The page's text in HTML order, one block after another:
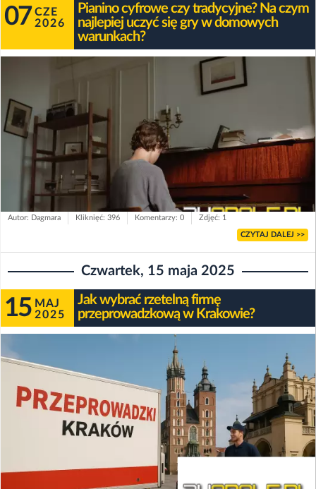
07 CZE
2026
Pianino cyfrowe czy tradycyjne? Na czym
najlepiej uczyć się gry w domowych
warunkach?
Autor: Dagmara Kliknięć: 396 Komentarzy: 0 Zdjęć: 1
CZYTAJ DALEJ >>
Czwartek, 15 maja 2025
15 MAJ
2025
Jak wybrać rzetelną firmę
przeprowadzkową w Krakowie?